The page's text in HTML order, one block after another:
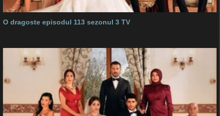
O dragoste episodul 113 sezonul 3 TV